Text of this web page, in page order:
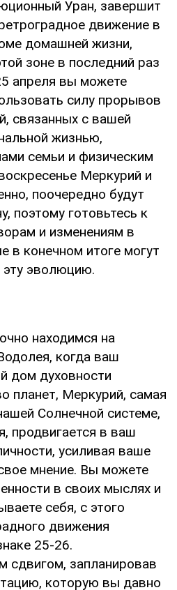
Уран, завершит
движение в
домашней жизни,
зоне в последний раз
апреля вы можете
силу прорывов
связанных с вашей
жизнью,
семьи и физическим
Меркурий и
поочередно будут
поэтому готовьтесь к
и изменениям в
в конечном итоге могут
эволюцию.
находимся на
когда ваш
дом духовности
планет, Меркурий, самая
Солнечной системе,
продвигается в ваш
усиливая ваше
мнение. Вы можете
в своих мыслях и
себя, с этого
движения
25-26.
сдвигом, запланировав
которую вы давно